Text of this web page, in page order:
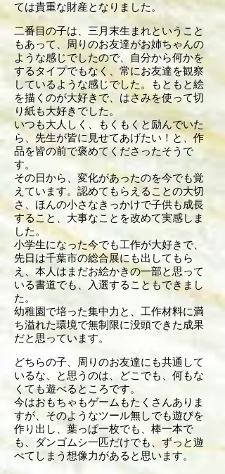
ては貴重な財産となりました。
二番目の子は、三月末生まれということ
もあって、周りのお友達がお姉ちゃんの
ような感じでしたので、自分から何かを
するタイプでもなく、常にお友達を観察
しているような感じでした。もともと絵
を描くのが大好きで、はさみを使って切
り紙も大好きでした。
いつも大人しく、もくもくと励んでいた
ら、先生が皆に見せてあげたい！と、作
品を皆の前で褒めてくださったそうで
す。
その日から、変化があったのを今でも覚
えています。認めてもらえることの大切
さ、ほんの小さなきっかけで子供も成長
すること、大事なことを改めて実感しま
した。
小学生になった今でも工作が大好きで、
先日は千葉市の総合展にも出してもら
え、本人はまだお絵かきの一部と思って
いる書道でも、入選することもできまし
た。
幼稚園で培った集中力と、工作材料に満
ち溢れた環境で無制限に没頭できた成果
だと思っています。
どちらの子、周りのお友達にも共通して
いるな、と思うのは、どこでも、何もな
くても遊べるところです。
今はおもちゃもゲームもたくさんありま
すが、そのようなツール無しでも遊びを
作り出し、葉っぱ一枚でも、棒一本で
も、ダンゴムシ一匹だけでも、ずっと遊
べてしまう想像力があると思います。